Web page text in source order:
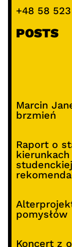
+48 58
POSTS
Marcin
brzmień
Raport o
pomysłów
Koncert z